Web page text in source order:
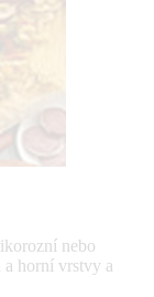
nebo
horní vrstvy a